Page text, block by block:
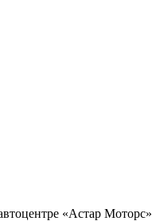
«Астар Моторс»